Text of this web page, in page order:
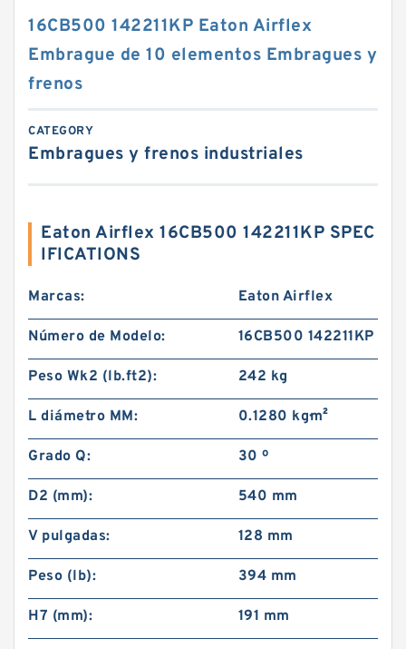
16CB500 142211KP Eaton Airflex
Embrague de 10 elementos Embragues y
frenos
CATEGORY
Embragues y frenos industriales
Eaton Airflex 16CB500 142211KP SPEC
IFICATIONS
Marcas: Eaton Airflex
Número de Modelo: 16CB500 142211KP
Peso Wk2 (lb.ft2): 242 kg
L diámetro MM: 0.1280 kg·m²
Grado Q: 30 º
D2 (mm): 540 mm
V pulgadas: 128 mm
Peso (lb): 394 mm
H7 (mm): 191 mm